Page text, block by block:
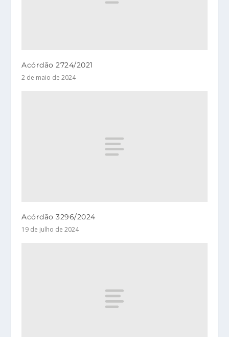
Acórdão 2724/2021
2 de maio de 2024
Acórdão 3296/2024
19 de julho de 2024